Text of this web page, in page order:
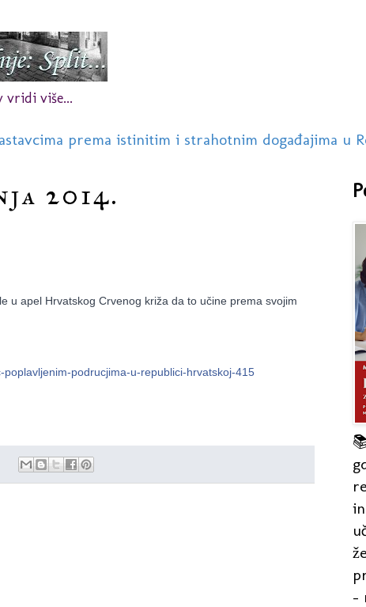
vridi više...
prema istinitim i strahotnim događajima u
2014.
u apel Hrvatskog Crvenog križa da to učine prema svojim
podrucjima-u-republici-hrvatskoj-415
-